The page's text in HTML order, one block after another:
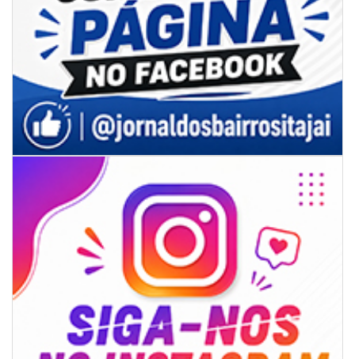
06/08/2026 | 07:00
Secretaria de Cultura retoma oficinas culturais com diversas
modalidades para a comunidade
BALNEÁRIO CAMBORIÚ